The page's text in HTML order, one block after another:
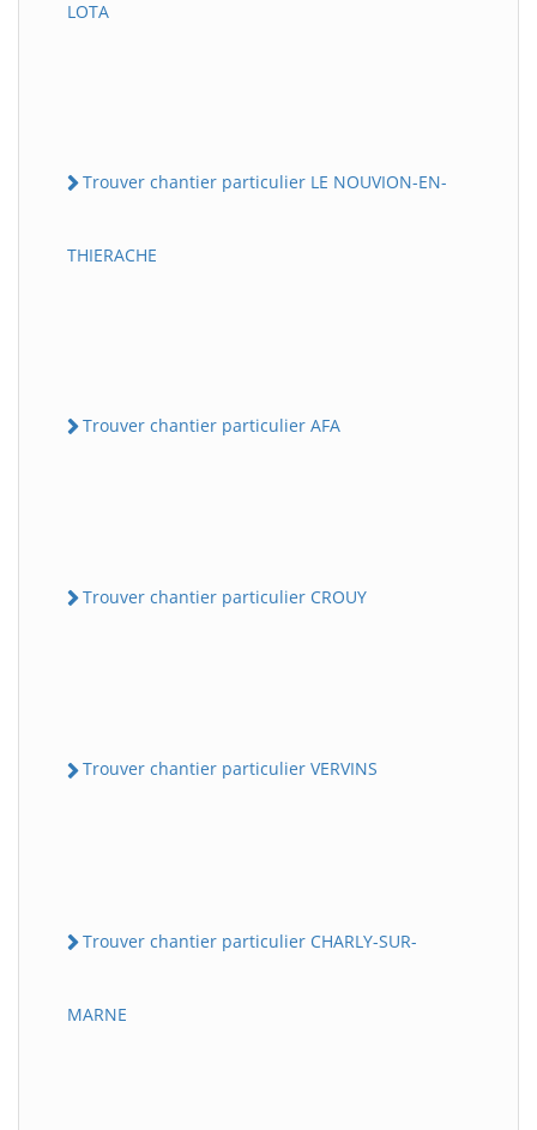
LOTA
Trouver chantier particulier LE NOUVION-EN-
THIERACHE
Trouver chantier particulier AFA
Trouver chantier particulier CROUY
Trouver chantier particulier VERVINS
Trouver chantier particulier CHARLY-SUR-
MARNE